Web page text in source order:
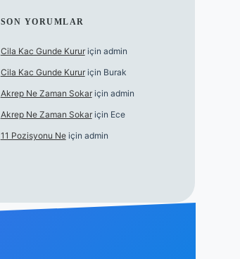
SON YORUMLAR
Cila Kac Gunde Kururiçin admin
Cila Kac Gunde Kururiçin Burak
Akrep Ne Zaman Sokariçin admin
Akrep Ne Zaman Sokariçin Ece
11 Pozisyonu Neiçin admin